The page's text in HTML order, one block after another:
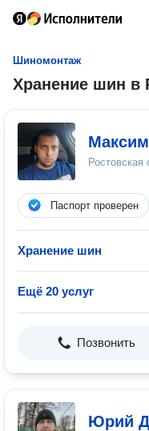
Шиномонтаж
Хранение шин в
Ростовская
Паспорт проверен
Хранение шин
Ещё 20 услуг
Позвонить
Юрий